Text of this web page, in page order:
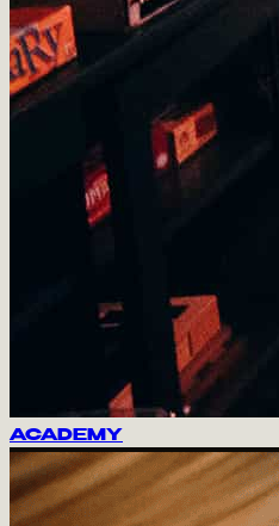
ACADEMY